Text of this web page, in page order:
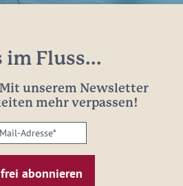
im Fluss...
unserem Newsletter
mehr verpassen!